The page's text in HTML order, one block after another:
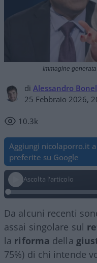
di Alessandro
25 Febbraio 2026,
10.3k
Immagine
Aggiungi nicolaporro.it
preferite su Google
Ascolta l'articolo
Da alcuni recenti
assai singolare sul
la riforma della
75%) di chi intende